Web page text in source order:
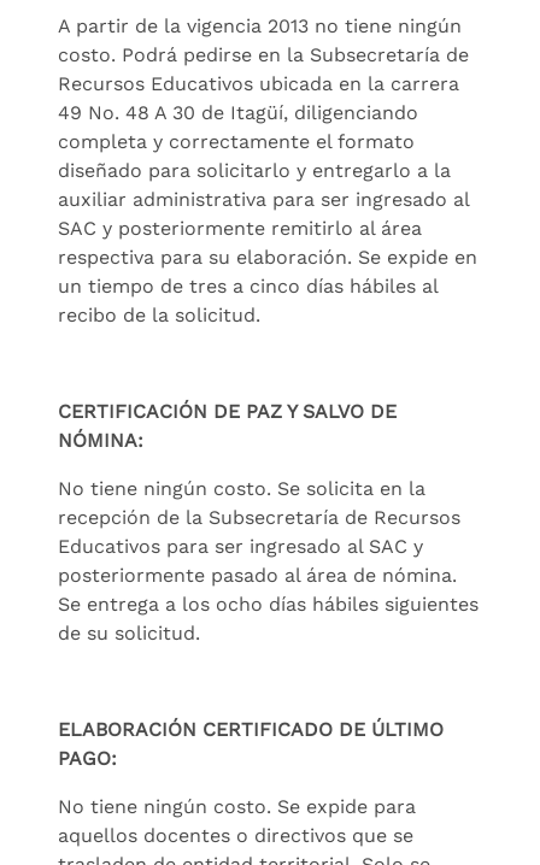
A partir de la vigencia 2013 no tiene ningún
costo. Podrá pedirse en la Subsecretaría de
Recursos Educativos ubicada en la carrera
49 No. 48 A 30 de Itagüí, diligenciando
completa y correctamente el formato
diseñado para solicitarlo y entregarlo a la
auxiliar administrativa para ser ingresado al
SAC y posteriormente remitirlo al área
respectiva para su elaboración. Se expide en
un tiempo de tres a cinco días hábiles al
recibo de la solicitud.
CERTIFICACIÓN DE PAZ Y SALVO DE
NÓMINA:
No tiene ningún costo. Se solicita en la
recepción de la Subsecretaría de Recursos
Educativos para ser ingresado al SAC y
posteriormente pasado al área de nómina.
Se entrega a los ocho días hábiles siguientes
de su solicitud.
ELABORACIÓN CERTIFICADO DE ÚLTIMO
PAGO:
No tiene ningún costo. Se expide para
aquellos docentes o directivos que se